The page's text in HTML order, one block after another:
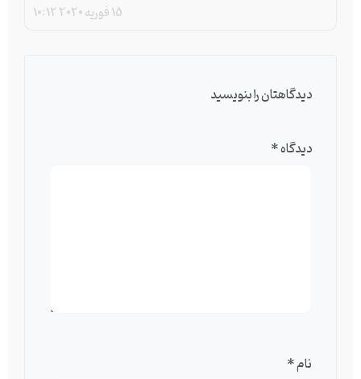
15 فوریه 2020 10:12
دیدگاهتان را بنویسید
دیدگاه*
نام*